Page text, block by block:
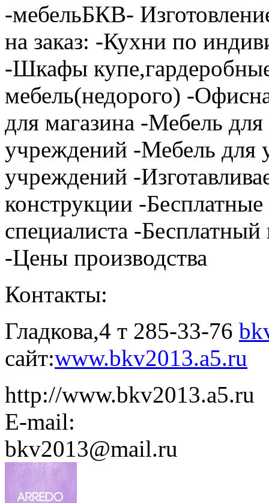
-мебельБКВ-
на заказ: -Кухни по
-Шкафы
мебель(недорого) -
для магазина -Мебель
учреждений -Мебель для
учреждений -
конструкции -Бесплатные
специалиста -Бесплатный
-Цены производства
Контакты:
Гладкова,4 т 285-33-76
сайт:www.bkv2013.a5.ru
http://www.bkv2013.a5.ru
E-mail:
bkv2013@mail.ru